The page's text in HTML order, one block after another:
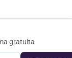
gratuita